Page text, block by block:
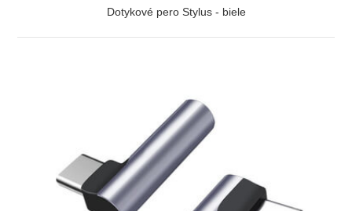
Dotykové pero Stylus - biele